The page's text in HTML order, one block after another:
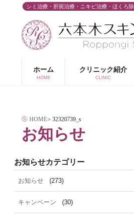
シミ治療・肝斑治療・ニキビ治療・ほくろ
ホーム
HOME
クリニック紹介
CLINIC
HOME> 32320739_s
お知らせ
お知らせカテゴリー
お知らせ (273)
キャンペーン (30)